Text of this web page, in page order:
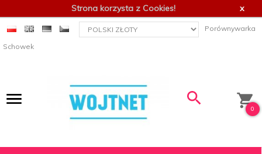
Strona korzysta z Cookies! x
currency_h Porównywarka
Schowek
0